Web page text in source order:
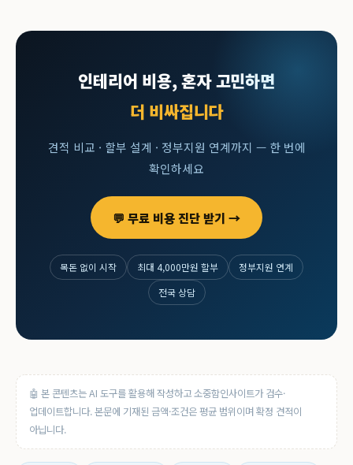
인테리어 비용, 혼자 고민하면
더 비싸집니다
견적 비교 · 할부 설계 · 정부지원 연계까지 — 한 번에
확인하세요
💬 무료 비용 진단 받기 →
목돈 없이 시작 최대 4,000만원 할부
정부지원 연계
전국 상담
🤖 본 콘텐츠는 AI 도구를 활용해 작성하고 소중함인사이트가 검수·
업데이트합니다. 본문에 기재된 금액·조건은 평균 범위이며 확정 견적이
아닙니다.